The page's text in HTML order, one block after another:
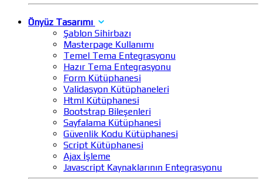
Önyüz Tasarımı
Şablon Sihirbazı
Masterpage Kullanımı
Temel Tema Entegrasyonu
Hazır Tema Entegrasyonu
Form Kütüphanesi
Validasyon Kütüphaneleri
Html Kütüphanesi
Bootstrap Bileşenleri
Sayfalama Kütüphanesi
Güvenlik Kodu Kütüphanesi
Script Kütüphanesi
Ajax İşleme
Javascript Kaynaklarının Entegrasyonu